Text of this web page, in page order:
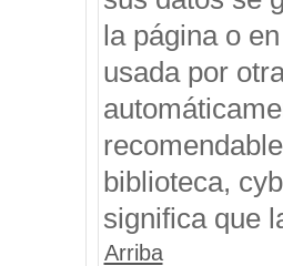
la página o
usada por
biblioteca,
significa que
Arriba